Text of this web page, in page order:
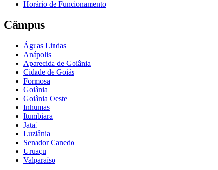
Horário de Funcionamento
Câmpus
Águas Lindas
Anápolis
Aparecida de Goiânia
Cidade de Goiás
Formosa
Goiânia
Goiânia Oeste
Inhumas
Itumbiara
Jataí
Luziânia
Senador Canedo
Uruaçu
Valparaíso